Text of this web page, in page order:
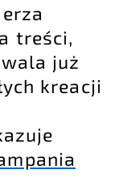
treści,
już
kreacji